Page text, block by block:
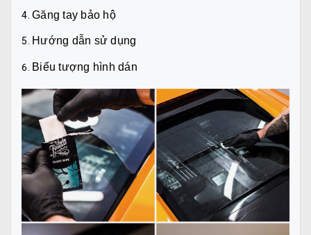
Găng tay bảo hộ
Hướng dẫn sử dụng
Biểu tượng hình dán